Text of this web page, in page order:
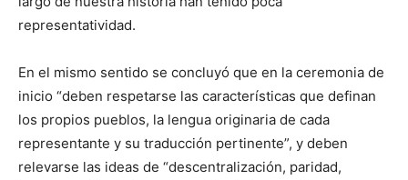
representatividad.
En el mismo sentido se concluyó que en la ceremonia de
inicio “deben respetarse las características que definan
los propios pueblos, la lengua originaria de cada
representante y su traducción pertinente”, y deben
relevarse las ideas de “descentralización, paridad,